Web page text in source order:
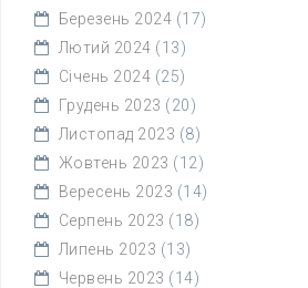
Березень 2024 (17)
Лютий 2024 (13)
Січень 2024 (25)
Грудень 2023 (20)
Листопад 2023 (8)
Жовтень 2023 (12)
Вересень 2023 (14)
Серпень 2023 (18)
Липень 2023 (13)
Червень 2023 (14)